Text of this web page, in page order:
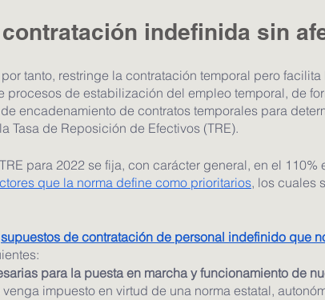
indefinida sin
tanto, restringe la contratación temporal pero
procesos de estabilización del empleo temporal, de
encadenamiento de contratos temporales para
Tasa de Reposición de Efectivos (TRE).
para 2022 se fija, con carácter general, en el 110%
que la norma define como prioritarios, los cuales
supuestos de contratación de personal indefinido que
para la puesta en marcha y funcionamiento de
impuesto en virtud de una norma estatal,